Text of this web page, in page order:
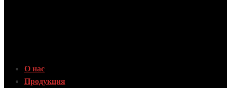
О нас
Продукция